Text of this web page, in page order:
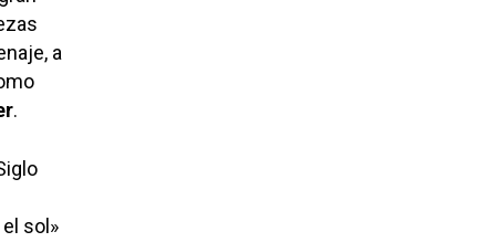
a
.
sol»